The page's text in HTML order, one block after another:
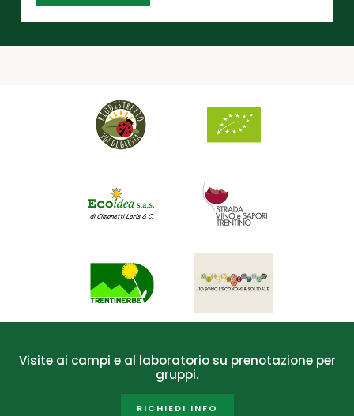
Visite ai campi e al laboratorio su prenotazione per
gruppi.
RICHIEDI INFO